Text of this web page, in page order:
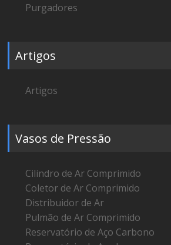
Purgadores
Artigos
Artigos
Vasos de Pressão
Cilindro de Ar Comprimido
Coletor de Ar Comprimido
Distribuidor de Ar
Pulmão de Ar Comprimido
Reservatório de Aço Carbono